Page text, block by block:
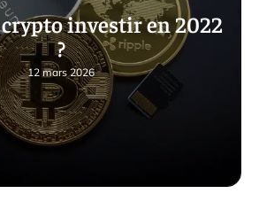
investir en 2022
?
12 mars 2026